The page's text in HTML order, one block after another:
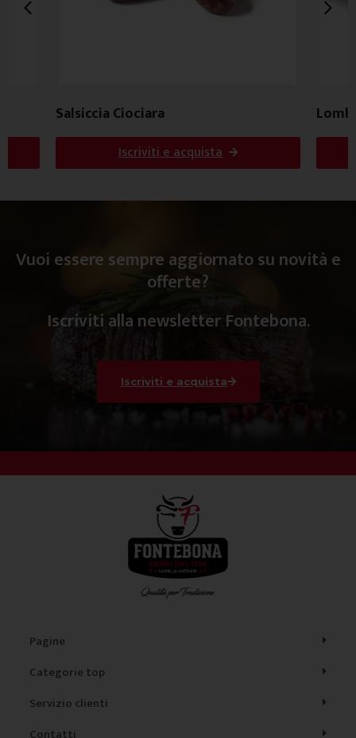
Salsiccia Ciociara
Iscriviti e acquista
Vuoi essere sempre aggiornato su novità e
offerte?
Iscriviti alla newsletter Fontebona.
Iscriviti e acquista
Pagine
Categorie top
Servizio clienti